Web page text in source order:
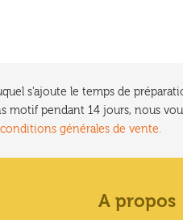
s'ajoute le temps de
motif pendant 14 jours, nous
générales de vente.
A propos